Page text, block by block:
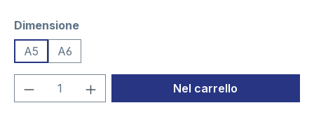
Seleziona
Dimensione
A5
A6
Quantità del prodotto: inserisci la
Nel carrello